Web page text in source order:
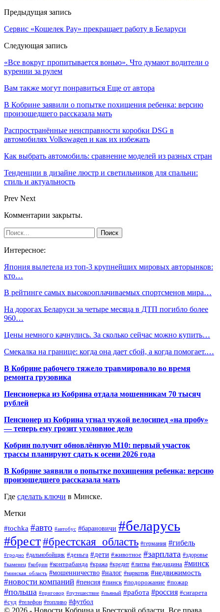
Предыдущая запись
Сервис «Кошелек Pay» прекращает работу в Беларуси
Следующая запись
«Все вокруг пропитывается вонью». Что думают водители о
курении за рулем
Вам также могут понравиться Еще от автора
В Кобрине заявили о попытке похищения ребенка: версию
произошедшего рассказала мать
Распространённые неисправности коробки DSG в
автомобилях Volkswagen и как их избежать
Как выбрать автомобиль: сравнение моделей из разных стран
Тенденции в дизайне люстр и светильников для спальни:
стиль и актуальность
Prev Next
Комментарии закрыты.
Интересное:
Япония вылетела из топ-3 крупнейших мировых авторынков:
кто…
В рейтинге самых высокооплачиваемых спортсменов мира…
На дорогах Беларуси за четыре месяца в ДТП погибло более
960…
Цены немного качнулись. За сколько сейчас можно купить…
Смекалка на границе: когда она дает сбой, а когда помогает.…
В Кобрине рабочего тяжело травмировало во время
ремонта грузовика
Пенсионерка из Кобрина отдала мошенникам 70 тысяч
рублей
Пенсионер из Кобрина угнал чужой велосипед «на пробу»
— теперь ему грозит уголовное дело
Кобрин получит обновлённую М10: первый участок
трассы планируют сдать к осени 2026 года
В Кобрине заявили о попытке похищения ребенка: версию
произошедшего рассказала мать
Где сделать ключи в Минске.
Метки
#tochka #авто #автобус #барановичи #беларусь
#брест#брестская_область #германия #гибель
#гродно #дальнобойщик #деньга #дети #животное #зарплата #здоровье
#каменец #кобрин #контрабанда #кража #кредит #литва #медицина #минск
#минская_область #мошенничество #налог #наркотик #недвижимость
#новости компаний #пенсия #пинск #подорожание #пожар
#польша #приговор #путешествие #пьяный #работа #россия #сигарета
#суд #телефон #топливо #футбол
© 2026 - Новости Кобрина и Брестской области. Все права